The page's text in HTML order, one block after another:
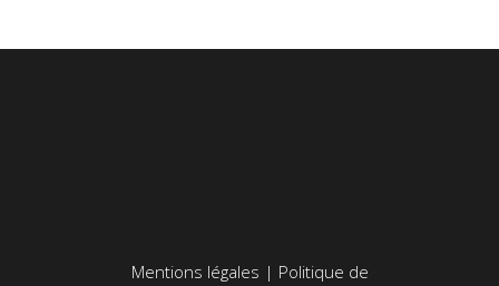
Mentions légales | Politique de